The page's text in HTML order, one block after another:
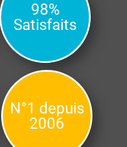
98%
Satisfaits
N°1 depuis
2006